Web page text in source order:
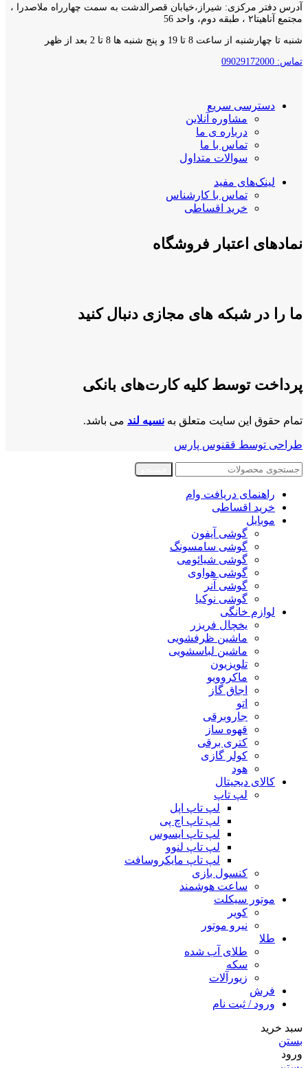
آدرس دفتر مرکزی: شیراز،خیابان قصرالدشت به سمت چهارراه ملاصدرا ،
مجتمع آناهیتا۲ ، طبقه دوم، واحد 56
شنبه تا چهارشنبه از ساعت 8 تا 19 و پنج شنبه ها 8 تا 2 بعد از ظهر
تماس: 09029172000
دسترسی سریع
مشاوره آنلاین
درباره ی ما
تماس با ما
سوالات متداول
لینک‌های مفید
تماس با کارشناس
خرید اقساطی
نمادهای اعتبار فروشگاه
ما را در شبکه های مجازی دنبال کنید
پرداخت توسط کلیه کارت‌های بانکی
تمام حقوق این سایت متعلق به نسیه لند می باشد.
طراحی توسط ققنوس پارس
راهنمای دریافت وام
خرید اقساطی
موبایل
گوشی آیفون
گوشی سامسونگ
گوشی شیائومی
گوشی هواوی
گوشی آنر
گوشی نوکیا
لوازم خانگی
یخچال فریزر
ماشین ظرفشویی
ماشین لباسشویی
تلویزیون
ماکروویو
اجاق گاز
اتو
جاروبرقی
قهوه ساز
کتری برقی
کولر گازی
هود
کالای دیجیتال
لپ تاپ
لپ تاپ اپل
لپ تاپ اچ پی
لپ تاپ ایسوس
لپ تاپ لنوو
لپ تاپ مایکروسافت
کنسول بازی
ساعت هوشمند
موتور سیکلت
کویر
نیرو موتور
طلا
طلای آب شده
سکه
زیورآلات
فرش
ورود / ثبت نام
سبد خرید
بستن
ورود